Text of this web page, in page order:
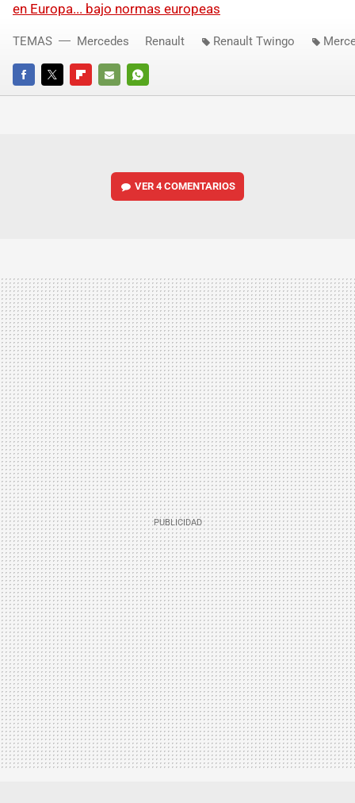
en Europa... bajo normas europeas
FACEBOOKTWITTERFLIPBOARD
E-
WHATSAPP
TEMAS Mercedes Renault Renault Twingo
VER4 COMENTARIOS